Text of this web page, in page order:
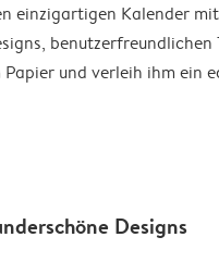
einzigartigen Kalender
benutzerfreundlichen
und verleih ihm ein
Designs